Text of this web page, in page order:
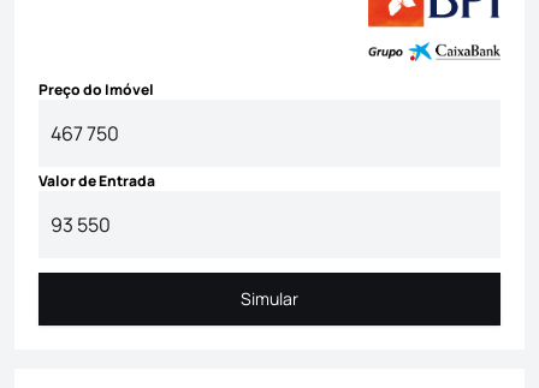
Preço do Imóvel
Valor de Entrada
Simular
Simular